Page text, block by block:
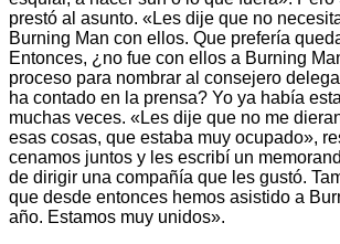
prestó al asunto. «Les dije que no
Burning Man con ellos. Que prefería
Entonces, ¿no fue con ellos a Burning
proceso para nombrar al consejero
ha contado en la prensa? Yo ya había
muchas veces. «Les dije que no me
esas cosas, que estaba muy ocupado»,
cenamos juntos y les escribí un
de dirigir una compañía que les gustó.
que desde entonces hemos asistido a
año. Estamos muy unidos».